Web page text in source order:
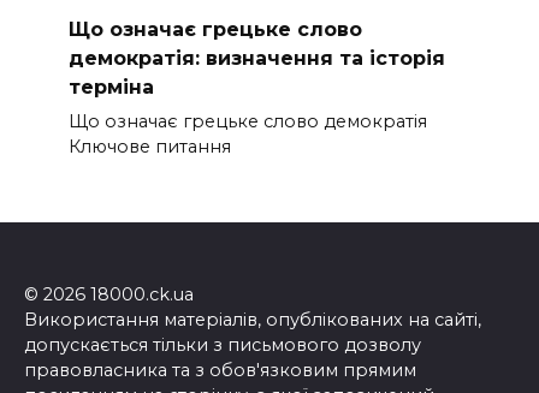
Що означає грецьке слово
демократія: визначення та історія
терміна
Що означає грецьке слово демократія
Ключове питання
© 2026 18000.ck.ua
Використання матеріалів, опублікованих на сайті,
допускається тільки з письмового дозволу
правовласника та з обов'язковим прямим